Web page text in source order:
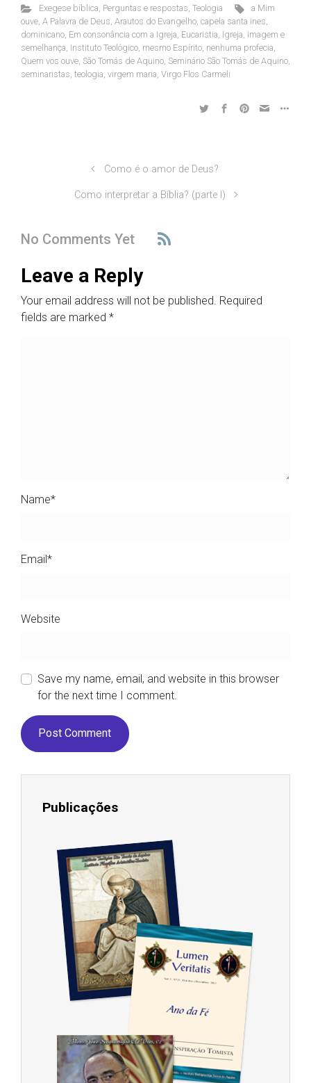
Exegese bíblica, Perguntas e respostas, Teologia
a Mim
ouve, A Palavra de Deus, Arautos do Evangelho, capela santa ines,
dominicano, Em consonância com a Igreja, Eucaristia, Igreja, imagem e
semelhança, Instituto Teológico, mesmo Espírito, nenhuma profecia,
Quem vos ouve, São Tomás de Aquino, Seminário São Tomás de Aquino,
seminaristas, teologia, virgem maria, Virgo Flos Carmeli
Como é o amor de Deus?
Como interpretar a Bíblia? (parte I)
No Comments Yet
Leave a Reply
Your email address will not be published. Required
fields are marked *
Name*
Email*
Website
Save my name, email, and website in this browser
for the next time I comment.
Publicações